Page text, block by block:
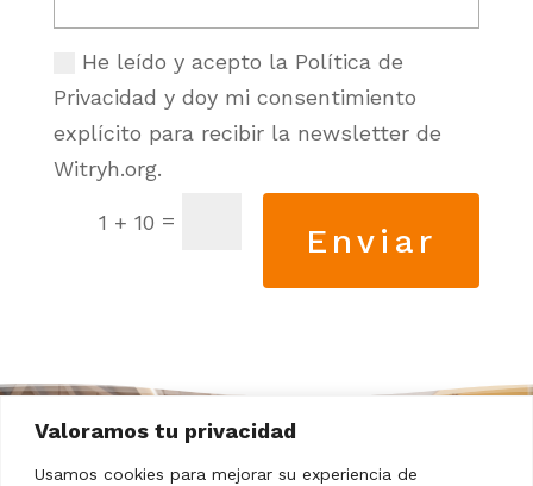
Valoramos tu privacidad
Usamos cookies para mejorar su experiencia de
He leído y acepto la Política de
Privacidad y doy mi consentimiento
explícito para recibir la newsletter de
Witryh.org.
1 + 10 =
Enviar